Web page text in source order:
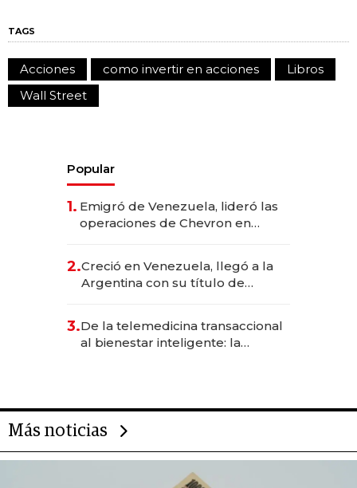
TAGS
Acciones como invertir en acciones
Libros
Wall Street
Popular
1. Emigró de Venezuela, lideró las
operaciones de Chevron en
2.Creció en Venezuela, llegó a la
Argentina con su título de
las marcas "fast premium"
3.De la telemedicina transaccional
al bienestar inteligente: la
Más noticias